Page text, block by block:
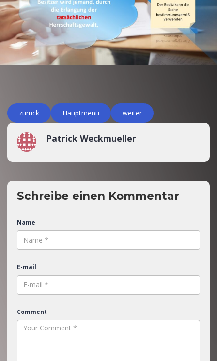
zurück Hauptmenü weiter
Patrick Weckmueller
Schreibe einen Kommentar
Name
E-mail
Comment